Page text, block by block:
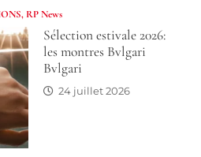
, RP News
Sélection estivale 2026:
les montres Bvlgari
Bvlgari
24 juillet 2026